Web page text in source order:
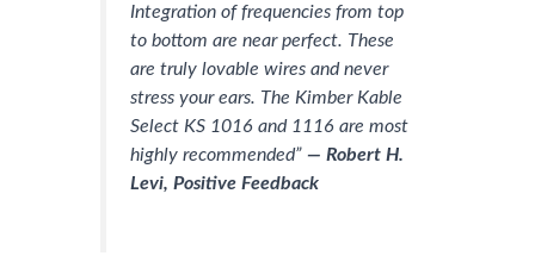
Integration of frequencies from top
to bottom are near perfect. These
are truly lovable wires and never
stress your ears. The Kimber Kable
Select KS 1016 and 1116 are most
highly recommended”— Robert H.
Levi, Positive Feedback